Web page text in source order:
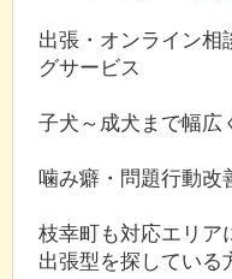
出張・オンライン相
グサービス
子犬～成犬まで幅広
噛み癖・問題行動改
枝幸町も対応エリア
出張型を探している